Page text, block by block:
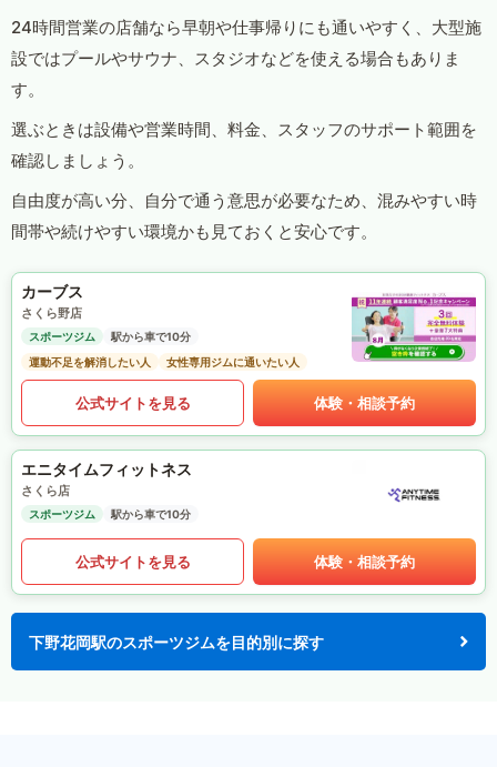
24時間営業の店舗なら早朝や仕事帰りにも通いやすく、大型施
設ではプールやサウナ、スタジオなどを使える場合もありま
す。
選ぶときは設備や営業時間、料金、スタッフのサポート範囲を
確認しましょう。
自由度が高い分、自分で通う意思が必要なため、混みやすい時
間帯や続けやすい環境かも見ておくと安心です。
カーブス
さくら野店
スポーツジム
駅から車で10分
運動不足を解消したい人
女性専用ジムに通いたい人
公式サイトを見る 体験・相談予約
エニタイムフィットネス
さくら店
スポーツジム 駅から車で10分
公式サイトを見る 体験・相談予約
下野花岡駅のスポーツジムを目的別に探す